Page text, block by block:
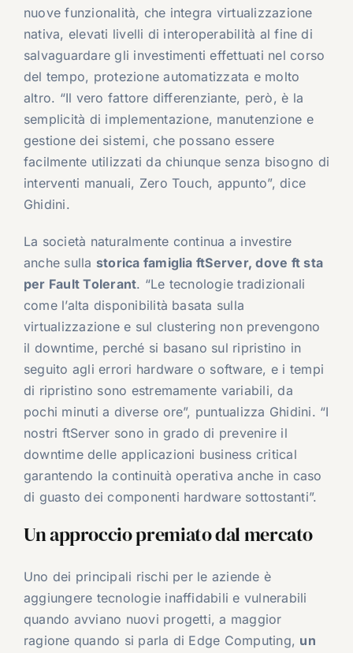
nuove funzionalità, che integra virtualizzazione
nativa, elevati livelli di interoperabilità al fine di
salvaguardare gli investimenti effettuati nel corso
del tempo, protezione automatizzata e molto
altro. “Il vero fattore differenziante, però, è la
semplicità di implementazione, manutenzione e
gestione dei sistemi, che possano essere
facilmente utilizzati da chiunque senza bisogno di
interventi manuali, Zero Touch, appunto”, dice
Ghidini.
La società naturalmente continua a investire
anche sulla storica famiglia ftServer, dove ft sta
per Fault Tolerant. “Le tecnologie tradizionali
come l’alta disponibilità basata sulla
virtualizzazione e sul clustering non prevengono
il downtime, perché si basano sul ripristino in
seguito agli errori hardware o software, e i tempi
di ripristino sono estremamente variabili, da
pochi minuti a diverse ore”, puntualizza Ghidini. “I
nostri ftServer sono in grado di prevenire il
downtime delle applicazioni business critical
garantendo la continuità operativa anche in caso
di guasto dei componenti hardware sottostanti”.
Un approccio premiato dal mercato
Uno dei principali rischi per le aziende è
aggiungere tecnologie inaffidabili e vulnerabili
quando avviano nuovi progetti, a maggior
ragione quando si parla di Edge Computing, un